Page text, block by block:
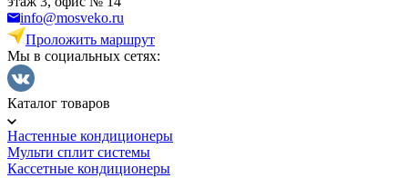
info@mosveko.ru
Проложить маршрут
Мы в социальных сетях:
Каталог товаров
Настенные кондиционеры
Мульти сплит системы
Кассетные кондиционеры